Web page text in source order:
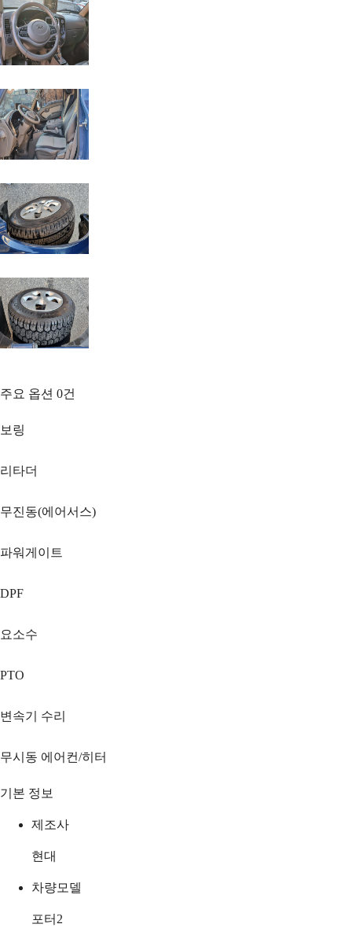
주요 옵션 0건
보링
리타더
무진동(에어서스)
파워게이트
DPF
요소수
PTO
변속기 수리
무시동 에어컨/히터
기본 정보
제조사
현대
차량모델
포터2